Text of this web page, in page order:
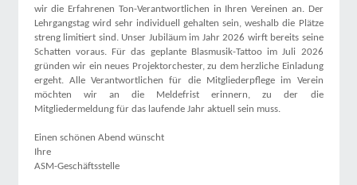
wir die Erfahrenen Ton-Verantwortlichen in Ihren Vereinen an. Der
Lehrgangstag wird sehr individuell gehalten sein, weshalb die Plätze
streng limitiert sind. Unser Jubiläum im Jahr 2026 wirft bereits seine
Schatten voraus. Für das geplante Blasmusik-Tattoo im Juli 2026
gründen wir ein neues Projektorchester, zu dem herzliche Einladung
ergeht. Alle Verantwortlichen für die Mitgliederpflege im Verein
möchten wir an die Meldefrist erinnern, zu der die
Mitgliedermeldung für das laufende Jahr aktuell sein muss.
Einen schönen Abend wünscht
Ihre
ASM-Geschäftsstelle